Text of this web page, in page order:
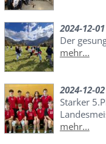
2024-12-01
Der
mehr...
2024-12-02
Starker
mehr...